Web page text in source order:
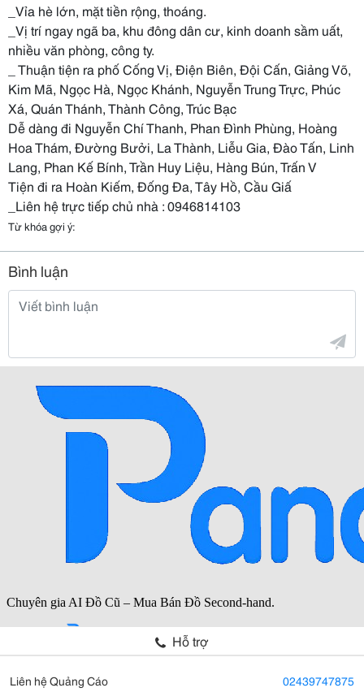
_Vỉa hè lớn, mặt tiền rộng, thoáng.
_Vị trí ngay ngã ba, khu đông dân cư, kinh doanh sầm uất,
nhiều văn phòng, công ty.
_ Thuận tiện ra phố Cống Vị, Điện Biên, Đội Cấn, Giảng Võ,
Kim Mã, Ngọc Hà, Ngọc Khánh, Nguyễn Trung Trực, Phúc
Xá, Quán Thánh, Thành Công, Trúc Bạc
Dễ dàng đi Nguyễn Chí Thanh, Phan Đình Phùng, Hoàng
Hoa Thám, Đường Bưởi, La Thành, Liễu Gia, Đào Tấn, Linh
Lang, Phan Kế Bính, Trần Huy Liệu, Hàng Bún, Trấn V
Tiện đi ra Hoàn Kiếm, Đống Đa, Tây Hồ, Cầu Giấ
_Liên hệ trực tiếp chủ nhà : 0946814103
Từ khóa gợi ý:
Bình luận
Hỗ trợ
Liên hệ Quảng Cáo 02439747875